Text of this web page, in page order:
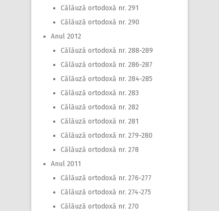
Călăuză ortodoxă nr. 291
Călăuză ortodoxă nr. 290
Anul 2012
Călăuză ortodoxă nr. 288-289
Călăuză ortodoxă nr. 286-287
Călăuză ortodoxă nr. 284-285
Călăuză ortodoxă nr. 283
Călăuză ortodoxă nr. 282
Călăuză ortodoxă nr. 281
Călăuză ortodoxă nr. 279-280
Călăuză ortodoxă nr. 278
Anul 2011
Călăuză ortodoxă nr. 276-277
Călăuză ortodoxă nr. 274-275
Călăuză ortodoxă nr. 270